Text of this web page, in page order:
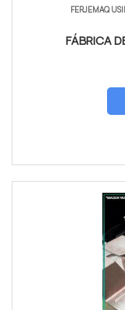
FERJEMAQ
FÁBRICA